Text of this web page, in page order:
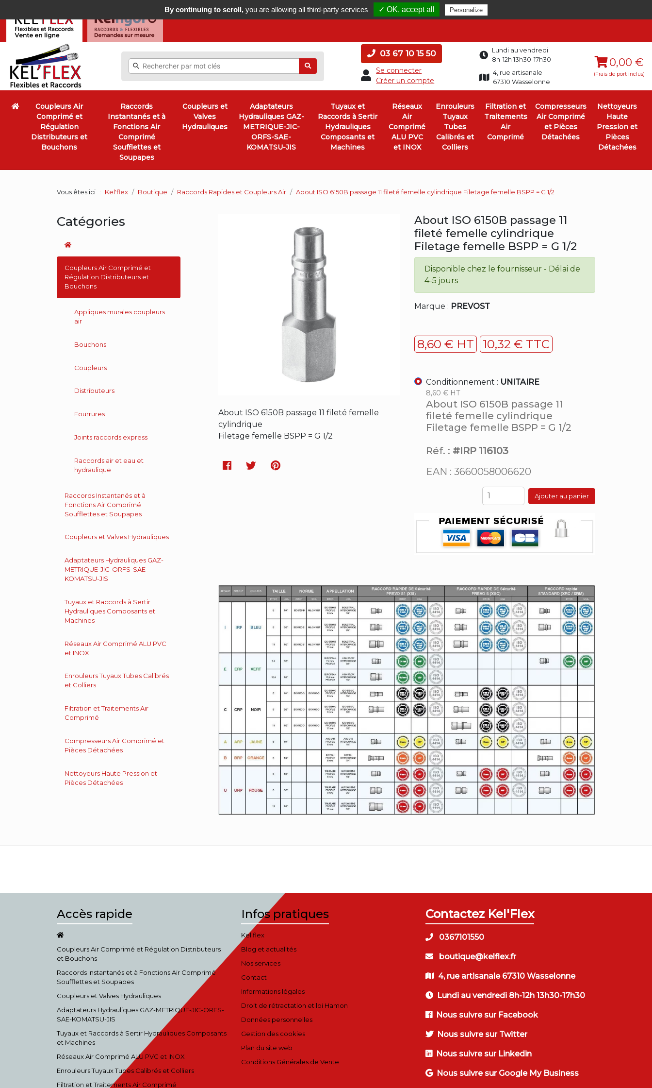
Ok
03 67 10 15 50
Se connecter
Créer un compte
Lundi au vendredi
8h-12h 13h30-17h30
4, rue artisanale
67310 Wasselonne
0,00 €
(Frais de port inclus)
Coupleurs Air
Comprimé et
Régulation
Distributeurs et
Bouchons
Raccords
Instantanés et à
Fonctions Air
Comprimé
Soufflettes et
Soupapes
Coupleurs et
Valves
Hydrauliques
Adaptateurs
Hydrauliques GAZ-
METRIQUE-JIC-
ORFS-SAE-
KOMATSU-JIS
Tuyaux et
Raccords à Sertir
Hydrauliques
Composants et
Machines
Réseaux
Air
Comprimé
ALU PVC
et INOX
Enrouleurs
Tuyaux
Tubes
Calibrés et
Colliers
Filtration et
Traitements
Air
Comprimé
Compresseurs
Air Comprimé
et Pièces
Détachées
Nettoyeurs
Haute
Pression et
Pièces
Détachées
Vous êtes ici Kel'flex Boutique Raccords Rapides et Coupleurs Air About ISO 6150B passage 11 fileté femelle cylindrique Filetage femelle BSPP = G 1/2
About ISO 6150B passage 11 fileté femelle
cylindrique
Filetage femelle BSPP = G 1/2
Facebook
TwitterPinterest
About ISO 6150B passage 11
fileté femelle cylindrique
Filetage femelle BSPP = G 1/2
Disponible chez le fournisseur - Délai de
4-5 jours
Marque : PREVOST
8,60 € HT 10,32 € TTC
Conditionnement : UNITAIRE
8,60 € HT
About ISO 6150B passage 11
fileté femelle cylindrique
Filetage femelle BSPP = G 1/2
Réf. : #IRP 116103
EAN : 3660058006620
Ajouter au panier
Catégories
Coupleurs Air Comprimé et
Régulation Distributeurs et
Bouchons
Appliques murales coupleurs
air
Bouchons
Coupleurs
Distributeurs
Fourrures
Joints raccords express
Raccords air et eau et
hydraulique
Raccords Instantanés et à
Fonctions Air Comprimé
Soufflettes et Soupapes
Coupleurs et Valves Hydrauliques
Adaptateurs Hydrauliques GAZ-
METRIQUE-JIC-ORFS-SAE-
KOMATSU-JIS
Tuyaux et Raccords à Sertir
Hydrauliques Composants et
Machines
Réseaux Air Comprimé ALU PVC
et INOX
Enrouleurs Tuyaux Tubes Calibrés
et Colliers
Filtration et Traitements Air
Comprimé
Compresseurs Air Comprimé et
Pièces Détachées
Nettoyeurs Haute Pression et
Pièces Détachées
Accès rapide
Coupleurs Air Comprimé et Régulation Distributeurs
et Bouchons
Raccords Instantanés et à Fonctions Air Comprimé
Soufflettes et Soupapes
Coupleurs et Valves Hydrauliques
Adaptateurs Hydrauliques GAZ-METRIQUE-JIC-ORFS-
SAE-KOMATSU-JIS
Tuyaux et Raccords à Sertir Hydrauliques Composants
et Machines
Réseaux Air Comprimé ALU PVC et INOX
Enrouleurs Tuyaux Tubes Calibrés et Colliers
Filtration et Traitements Air Comprimé
Infos pratiques
Kel'flex
Blog et actualités
Nos services
Contact
Informations légales
Droit de rétractation et loi Hamon
Données personnelles
Gestion des cookies
Plan du site web
Conditions Générales de Vente
Contactez Kel'Flex
0367101550
boutique@kelflex.fr
4, rue artisanale 67310 Wasselonne
Lundi au vendredi 8h-12h 13h30-17h30
Nous suivre sur Facebook
Nous suivre sur Twitter
Nous suivre sur Linkedin
Nous suivre sur Google My Business
By continuing to scroll,you are allowing all third-party services ✓ OK, accept all Personalize